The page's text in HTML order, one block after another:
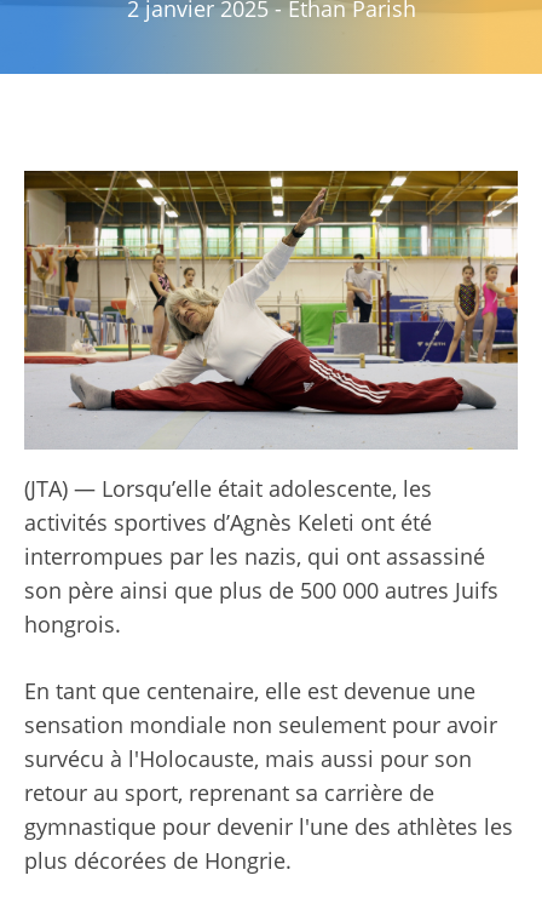
2 janvier 2025 - Ethan Parish
(JTA) — Lorsqu’elle était adolescente, les
activités sportives d’Agnès Keleti ont été
interrompues par les nazis, qui ont assassiné
son père ainsi que plus de 500 000 autres Juifs
hongrois.
En tant que centenaire, elle est devenue une
sensation mondiale non seulement pour avoir
survécu à l'Holocauste, mais aussi pour son
retour au sport, reprenant sa carrière de
gymnastique pour devenir l'une des athlètes les
plus décorées de Hongrie.